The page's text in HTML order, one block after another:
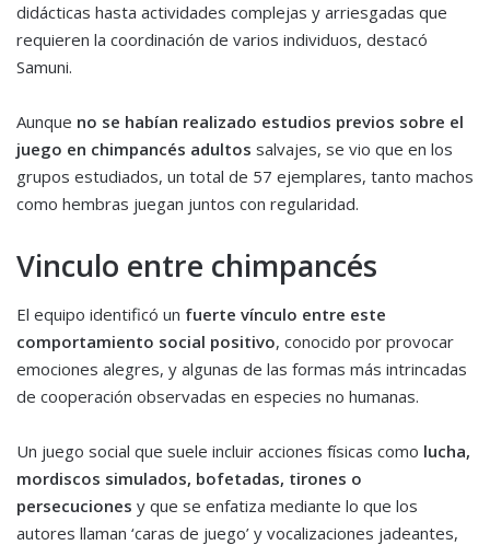
didácticas hasta actividades complejas y arriesgadas que
requieren la coordinación de varios individuos, destacó
Samuni.
Aunque no se habían realizado estudios previos sobre el
juego en chimpancés adultos salvajes, se vio que en los
grupos estudiados, un total de 57 ejemplares, tanto machos
como hembras juegan juntos con regularidad.
Vinculo entre chimpancés
El equipo identificó un fuerte vínculo entre este
comportamiento social positivo, conocido por provocar
emociones alegres, y algunas de las formas más intrincadas
de cooperación observadas en especies no humanas.
Un juego social que suele incluir acciones físicas como lucha,
mordiscos simulados, bofetadas, tirones o
persecuciones y que se enfatiza mediante lo que los
autores llaman ‘caras de juego’ y vocalizaciones jadeantes,